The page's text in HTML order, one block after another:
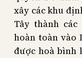
xây các khu
Tây thành
hoàn toàn vào
được hoà bình